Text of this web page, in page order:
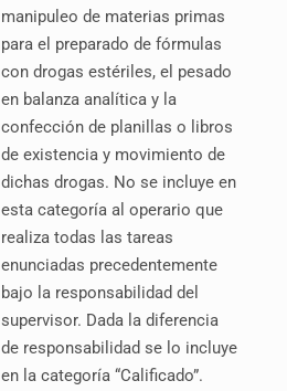
manipuleo de materias primas
para el preparado de fórmulas
con drogas estériles, el pesado
en balanza analítica y la
confección de planillas o libros
de existencia y movimiento de
dichas drogas. No se incluye en
esta categoría al operario que
realiza todas las tareas
enunciadas precedentemente
bajo la responsabilidad del
supervisor. Dada la diferencia
de responsabilidad se lo incluye
en la categoría “Calificado”.